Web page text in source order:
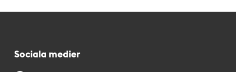
Sociala medier